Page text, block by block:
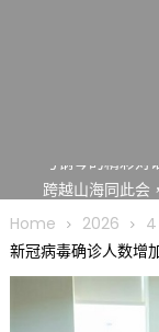
跨越山海同此会
圣路易龙舟俱乐
趣 + 水上竞速魅
三十二载跨越时
执掌密苏里植物
Home 2026 4
新冠病毒确诊人数增